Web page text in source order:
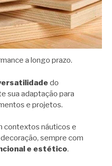
a longo prazo.
do
sua adaptação para
e projetos.
contextos náuticos e
sempre com
e estético.